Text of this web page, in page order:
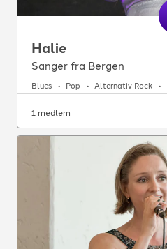
Halie
Sanger fra Bergen
Blues Pop Alternativ Rock
1 medlem